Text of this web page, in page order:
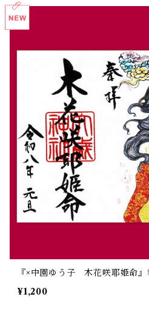
『×中園ゆう子 木花咲耶姫命』
¥1,200